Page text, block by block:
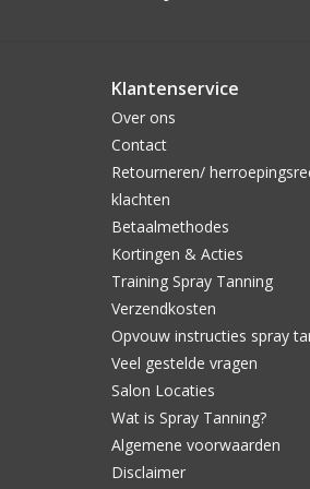
Klantenservice
Over ons
Contact
Retourneren/
klachten
Betaalmethodes
Kortingen & Acties
Training Spray Tanning
Verzendkosten
Opvouw instructies spray
Veel gestelde vragen
Salon Locaties
Wat is Spray Tanning?
Algemene voorwaarden
Disclaimer